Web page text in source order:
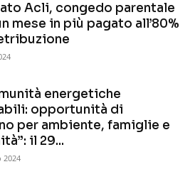
Acli, congedo parentale
mese in più pagato all’80%
energetiche
opportunità di
per ambiente, famiglie e
il 29...
2024